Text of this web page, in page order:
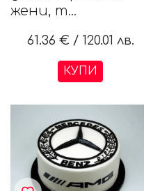
жени, т...
61.36 € / 120.01 лв.
КУПИ